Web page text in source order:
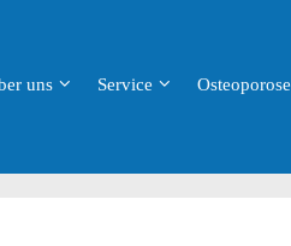
uns Service Osteoporose